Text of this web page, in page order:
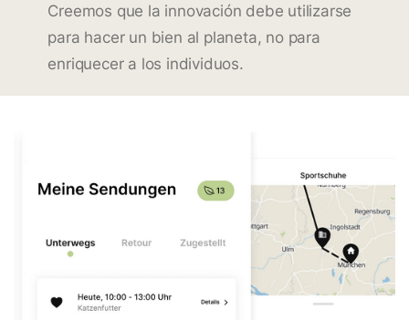
Creemos que la innovación debe utilizarse
para hacer un bien al planeta, no para
enriquecer a los individuos.